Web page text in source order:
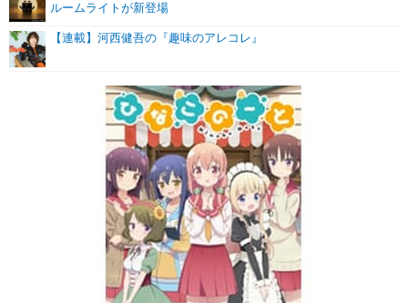
ルームライトが新登場
【連載】河西健吾の『趣味のアレコレ』